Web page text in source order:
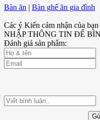
Bàn ăn | Bàn ghế ăn gia đình
Các ý Kiến cảm nhận của
NHẬP THÔNG TIN ĐỂ
Đánh giá sản phẩm: